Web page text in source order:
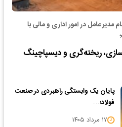
مدیر عامل در امور اداری و مالی با
ریخته‌گری و دیسپاچینگ
پایان یک وابستگی راهبردی در صنعت
فولاد؛…
۱۷ مرداد ۱۴۰۵